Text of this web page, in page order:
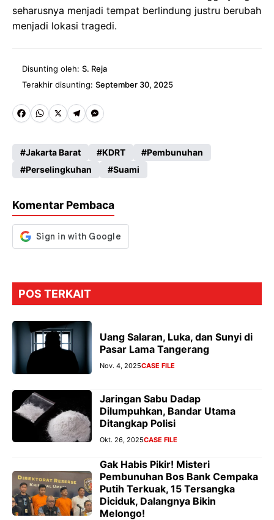
seharusnya menjadi tempat berlindung justru berubah
menjadi lokasi tragedi.
Disunting oleh: S. Reja
Terakhir disunting: September 30, 2025
Fa
b
o
k
W
ts
A
p
X
Te
gr
a
M
se
n
er
Jakarta Barat KDRT
Pembunuhan
Perselingkuhan
Suami
Komentar Pembaca
POS TERKAIT
Uang Salaran, Luka, dan Sunyi di
Pasar Lama Tangerang
Nov. 4, 2025CASE FILE
Jaringan Sabu Dadap
Dilumpuhkan, Bandar Utama
Ditangkap Polisi
Okt. 26, 2025CASE FILE
Gak Habis Pikir! Misteri
Pembunuhan Bos Bank Cempaka
Putih Terkuak, 15 Tersangka
Diciduk, Dalangnya Bikin
Melongo!